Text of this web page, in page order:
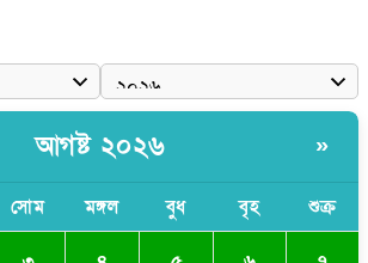
সবচেয়ে বেশি কই মাছে
আকামা নিয়ে বড় সুখবর দিলো সৌদি সরকার
আগুন, পেট্রলবোমা বিস্ফোরণ
আগষ্ট ২০২৬ »
সোম মঙ্গল বুধ বৃহ শুক্র